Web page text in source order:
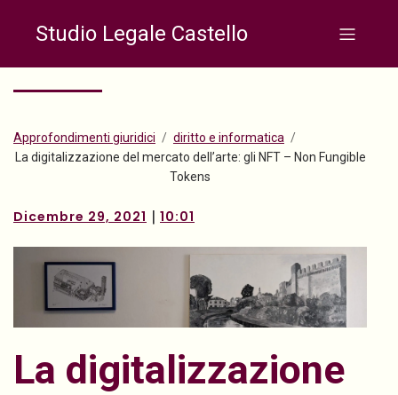
Studio Legale Castello
Approfondimenti giuridici
diritto e informatica
La digitalizzazione del mercato dell’arte: gli NFT – Non Fungible
Tokens
Dicembre 29, 2021 | 10:01
La digitalizzazione